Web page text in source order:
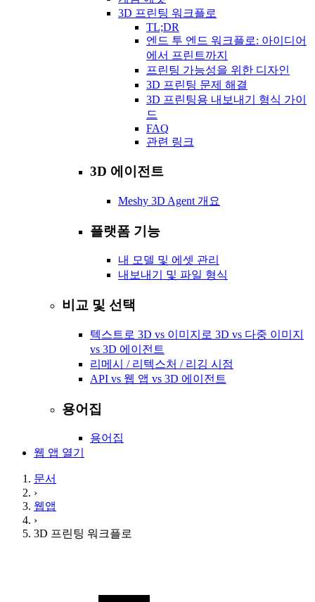
3D 프린팅 워크플로
TL;DR
엔드 투 엔드 워크플로: 아이디어
에서 프린트까지
프린팅 가능성을 위한 디자인
3D 프린팅 문제 해결
3D 프린팅용 내보내기 형식 가이
드
FAQ
관련 링크
3D 에이전트
Meshy 3D Agent 개요
플랫폼 기능
내 모델 및 에셋 관리
내보내기 및 파일 형식
비교 및 선택
텍스트로 3D vs 이미지로 3D vs 다중 이미지
vs 3D 에이전트
리메시 / 리텍스처 / 리깅 시점
API vs 웹 앱 vs 3D 에이전트
용어집
용어집
웹 앱 열기
문서
›
웹앱
›
3D 프린팅 워크플로